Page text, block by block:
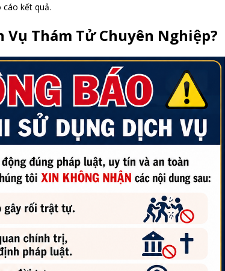
cáo kết quả.
Vụ Thám Tử Chuyên Nghiệp?